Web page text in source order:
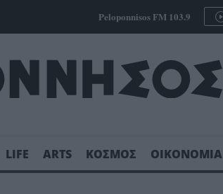
Peloponnisos FM 103.9
LIFE ARTS ΚΟΣΜΟΣ ΟΙΚΟΝΟΜΙΑ